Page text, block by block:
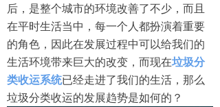
后，是整个城市的环境改善了不少，而且
在平时生活当中，每一个人都扮演着重要
的角色，因此在发展过程中可以给我们的
生活环境带来巨大的改变，而现在垃圾分
类收运系统已经走进了我们的生活，那么
垃圾分类收运的发展趋势是如何的？